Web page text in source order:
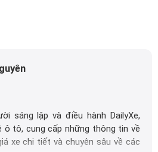
sáng lập và điều hành DailyXe,
ô tô, cung cấp những thông tin về
xe chi tiết và chuyên sâu về các